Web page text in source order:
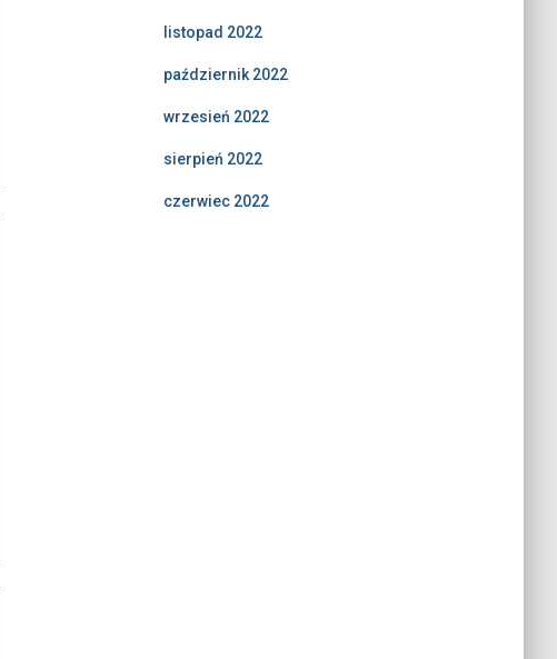
listopad 2022
październik 2022
wrzesień 2022
sierpień 2022
czerwiec 2022